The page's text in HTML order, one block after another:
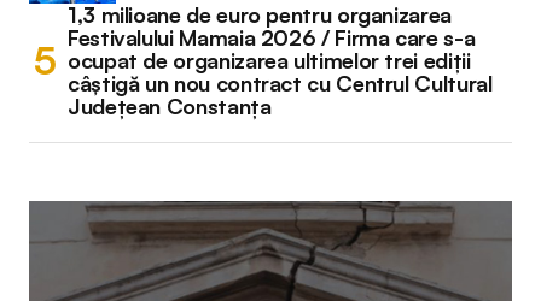
1,3 milioane de euro pentru organizarea
Festivalului Mamaia 2026 / Firma care s-a
ocupat de organizarea ultimelor trei ediții
câștigă un nou contract cu Centrul Cultural
Județean Constanța